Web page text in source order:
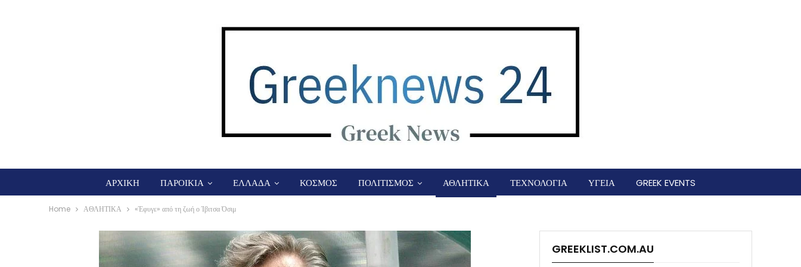
ΑΡΧΙΚΗ ΠΑΡΟΙΚΙΑ ΕΛΛΑΔΑ ΚΟΣΜΟΣ ΠΟΛΙΤΙΣΜΟΣ ΑΘΛΗΤΙΚΑ ΤΕΧΝΟΛΟΓΙΑ ΥΓΕΙΑ GREEK EVENTS
Home ΑΘΛΗΤΙΚΑ «Έφυγε» από τη ζωή ο Ίβιτσα Όσιμ
GREEKLIST.COM.AU